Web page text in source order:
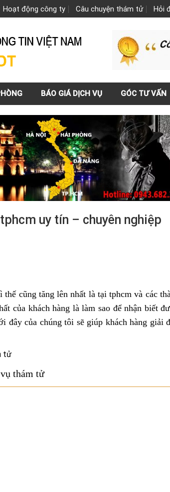
Hoạt động công ty Câu chuyện thám tử Hỏi
BÁO GIÁ DỊCH VỤ GÓC TƯ VẤN
uy tín – chuyên nghiệp
thế cũng tăng lên nhất là tại tphcm và các
của khách hàng là làm sao để nhận biết
của chúng tôi sẽ giúp khách hàng giải
thám tử